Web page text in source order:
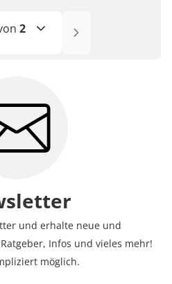
2
und erhalte neue und
Infos und vieles mehr!
möglich.